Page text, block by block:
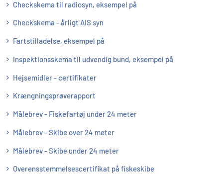
Checkskema til radiosyn, eksempel på
Checkskema - årligt AIS syn
Fartstilladelse, eksempel på
Inspektionsskema til udvendig bund, eksempel på
Hejsemidler - certifikater
Krængningsprøverapport
Målebrev - Fiskefartøj under 24 meter
Målebrev - Skibe over 24 meter
Målebrev - Skibe under 24 meter
Overensstemmelsescertifikat på fiskeskibe